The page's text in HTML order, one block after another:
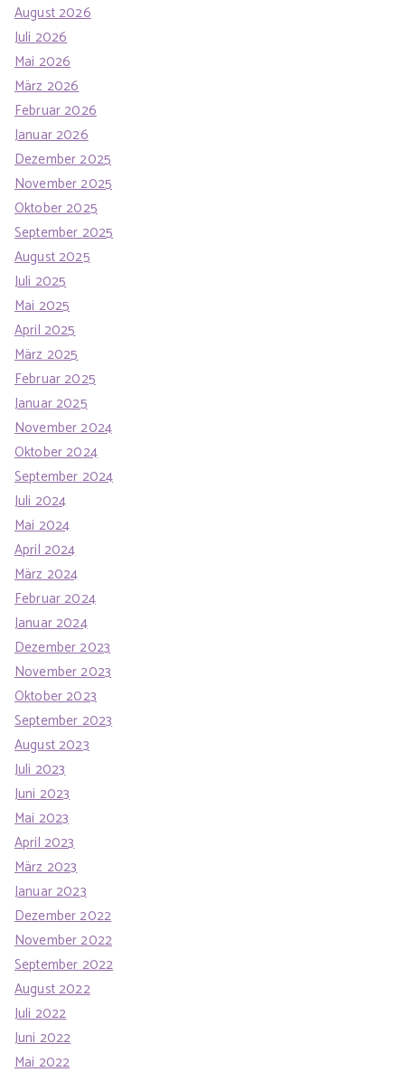
August 2026
Juli 2026
Mai 2026
März 2026
Februar 2026
Januar 2026
Dezember 2025
November 2025
Oktober 2025
September 2025
August 2025
Juli 2025
Mai 2025
April 2025
März 2025
Februar 2025
Januar 2025
November 2024
Oktober 2024
September 2024
Juli 2024
Mai 2024
April 2024
März 2024
Februar 2024
Januar 2024
Dezember 2023
November 2023
Oktober 2023
September 2023
August 2023
Juli 2023
Juni 2023
Mai 2023
April 2023
März 2023
Januar 2023
Dezember 2022
November 2022
September 2022
August 2022
Juli 2022
Juni 2022
Mai 2022